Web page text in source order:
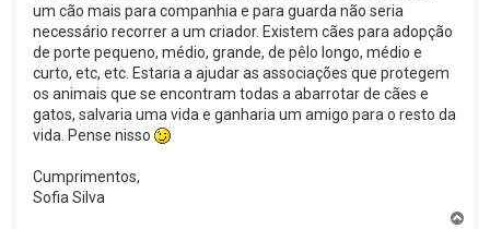
um cão mais para companhia e para guarda não seria
necessário recorrer a um criador. Existem cães para adopção
de porte pequeno, médio, grande, de pêlo longo, médio e
curto, etc, etc. Estaria a ajudar as associações que protegem
os animais que se encontram todas a abarrotar de cães e
gatos, salvaria uma vida e ganharia um amigo para o resto da
vida. Pense nisso
Cumprimentos,
Sofia Silva